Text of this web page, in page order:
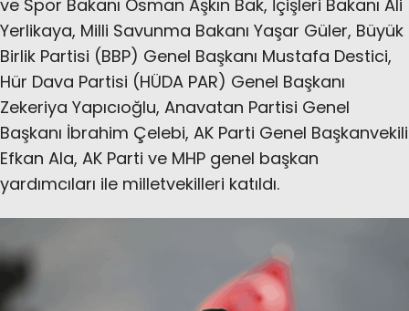
ve Spor Bakanı Osman Aşkın Bak, İçişleri Bakanı Ali
Yerlikaya, Milli Savunma Bakanı Yaşar Güler, Büyük
Birlik Partisi (BBP) Genel Başkanı Mustafa Destici,
Hür Dava Partisi (HÜDA PAR) Genel Başkanı
Zekeriya Yapıcıoğlu, Anavatan Partisi Genel
Başkanı İbrahim Çelebi, AK Parti Genel Başkanvekili
Efkan Ala, AK Parti ve MHP genel başkan
yardımcıları ile milletvekilleri katıldı.